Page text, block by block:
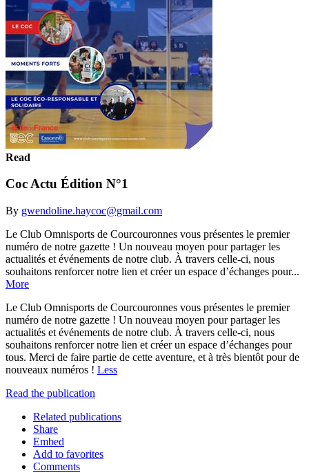
Read
Coc Actu Édition N°1
By gwendoline.haycoc@gmail.com
Le Club Omnisports de Courcouronnes vous présentes le premier
numéro de notre gazette ! Un nouveau moyen pour partager les
actualités et événements de notre club. À travers celle-ci, nous
souhaitons renforcer notre lien et créer un espace d’échanges pour...
More
Le Club Omnisports de Courcouronnes vous présentes le premier
numéro de notre gazette ! Un nouveau moyen pour partager les
actualités et événements de notre club. À travers celle-ci, nous
souhaitons renforcer notre lien et créer un espace d’échanges pour
tous. Merci de faire partie de cette aventure, et à très bientôt pour de
nouveaux numéros ! Less
Read the publication
Related publications
Share
Embed
Add to favorites
Comments